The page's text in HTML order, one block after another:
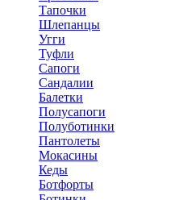
Тапочки
Шлепанцы
Угги
Туфли
Сапоги
Сандалии
Балетки
Полусапоги
Полуботинки
Пантолеты
Мокасины
Кеды
Ботфорты